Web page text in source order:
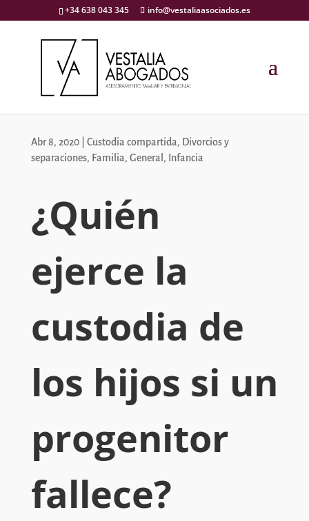
+34 638 043 345 info@vestaliaasociados.es
Abr 8, 2020| Custodia compartida, Divorcios y
separaciones, Familia, General , Infancia
¿Quién
ejerce la
custodia de
los hijos si un
progenitor
fallece?